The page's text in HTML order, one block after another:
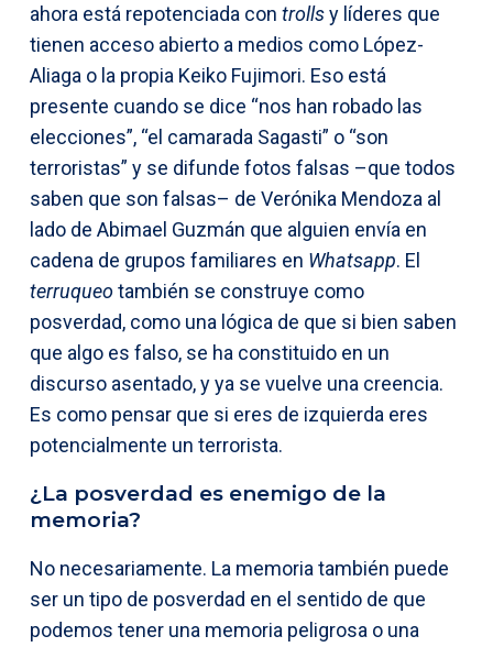
ahora está repotenciada con trollsy líderes que
tienen acceso abierto a medios como López-
Aliaga o la propia Keiko Fujimori. Eso está
presente cuando se dice “nos han robado las
elecciones”, “el camarada Sagasti” o “son
terroristas” y se difunde fotos falsas –que todos
saben que son falsas– de Verónika Mendoza al
lado de Abimael Guzmán que alguien envía en
cadena de grupos familiares en Whatsapp. El
terruqueotambién se construye como
posverdad, como una lógica de que si bien saben
que algo es falso, se ha constituido en un
discurso asentado, y ya se vuelve una creencia.
Es como pensar que si eres de izquierda eres
potencialmente un terrorista.
¿La posverdad es enemigo de la
memoria?
No necesariamente. La memoria también puede
ser un tipo de posverdad en el sentido de que
podemos tener una memoria peligrosa o una